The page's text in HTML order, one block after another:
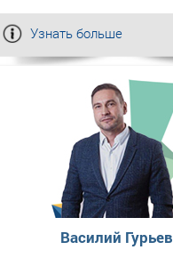
Узнать больше
Василий Гурьев